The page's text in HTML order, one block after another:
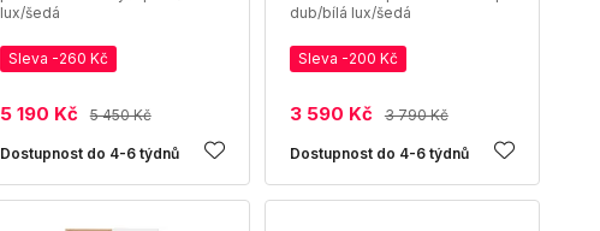
lux/šedá
Sleva -260 Kč
5 190 Kč 5 450 Kč
Dostupnost do 4-6 týdnů
dub/bílá lux/šedá
Sleva -200 Kč
3 590 Kč 3 790 Kč
Dostupnost do 4-6 týdnů